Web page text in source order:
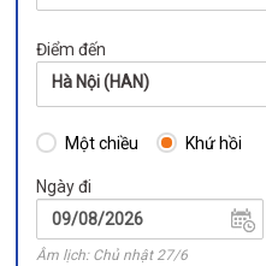
Điểm đến
Hà Nội (HAN)
Một chiều Khứ hồi
Ngày đi
Âm lịch: Chủ nhật 27/6